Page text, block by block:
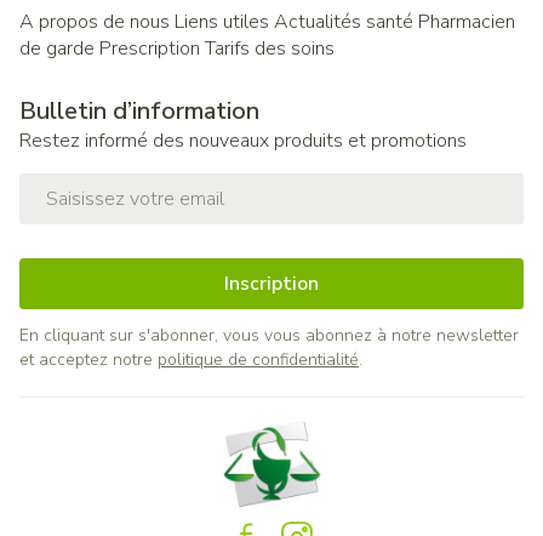
A propos de nous Liens utiles Actualités santé Pharmacien
de garde Prescription Tarifs des soins
Bulletin d’information
Restez informé des nouveaux produits et promotions
Inscription
En cliquant sur s'abonner, vous vous abonnez à notre newsletter
et acceptez notre politique de confidentialité.